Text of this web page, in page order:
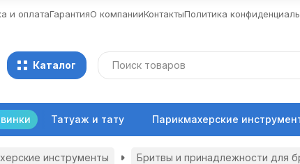
и оплатаГарантияО компанииКонтактыПолитика
Каталог
Татуаж и тату Парикмахерские
инструменты Бритвы и принадлежности для